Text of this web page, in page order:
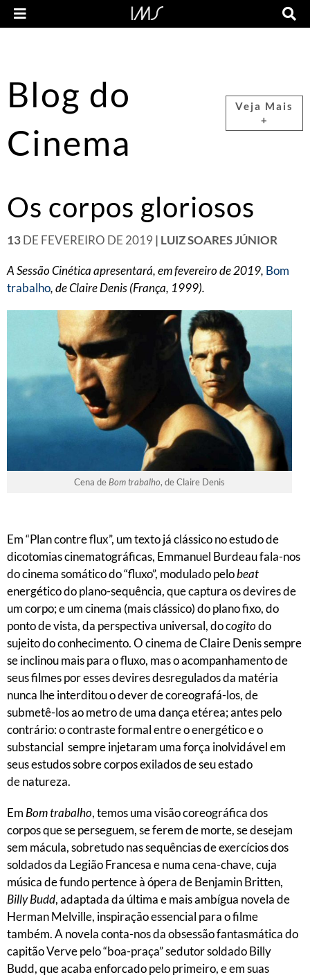
Blog do
Cinema
Veja Mais
+
Os corpos gloriosos
13DE FEVEREIRO DE 2019 | LUIZ SOARES JÚNIOR
A Sessão Cinética apresentará, em fevereiro de 2019, Bom
trabalho, de Claire Denis (França, 1999).
Cena deBom trabalho, de Claire Denis
Em “Plan contre flux”, um texto já clássico no estudo de
dicotomias cinematográficas, Emmanuel Burdeau fala-nos
do cinema somático do “fluxo”, modulado pelobeat
energético do plano-sequência, que captura os devires de
um corpo; e um cinema (mais clássico) do plano fixo, do
ponto de vista, da perspectiva universal, do cogitodo
sujeito do conhecimento. O cinema de Claire Denis sempre
se inclinou mais para o fluxo, mas o acompanhamento de
seus filmes por esses devires desregulados da matéria
nunca lhe interditou o dever de coreografá-los, de
submetê-los ao metro de uma dança etérea; antes pelo
contrário: o contraste formal entre o energético e o
substancial sempre injetaram uma força inolvidável em
seus estudos sobre corpos exilados de seu estado
de natureza.
Em Bom trabalho, temos uma visão coreográfica dos
corpos que se perseguem, se ferem de morte, se desejam
sem mácula, sobretudo nas sequências de exercícios dos
soldados da Legião Francesa e numa cena-chave, cuja
música de fundo pertence à ópera de Benjamin Britten,
Billy Budd, adaptada da última e mais ambígua novela de
Herman Melville, inspiração essencial para o filme
também. A novela conta-nos da obsessão fantasmática do
capitão Verve pelo “boa-praça” sedutor soldado Billy
Budd, que acaba enforcado pelo primeiro, e em suas